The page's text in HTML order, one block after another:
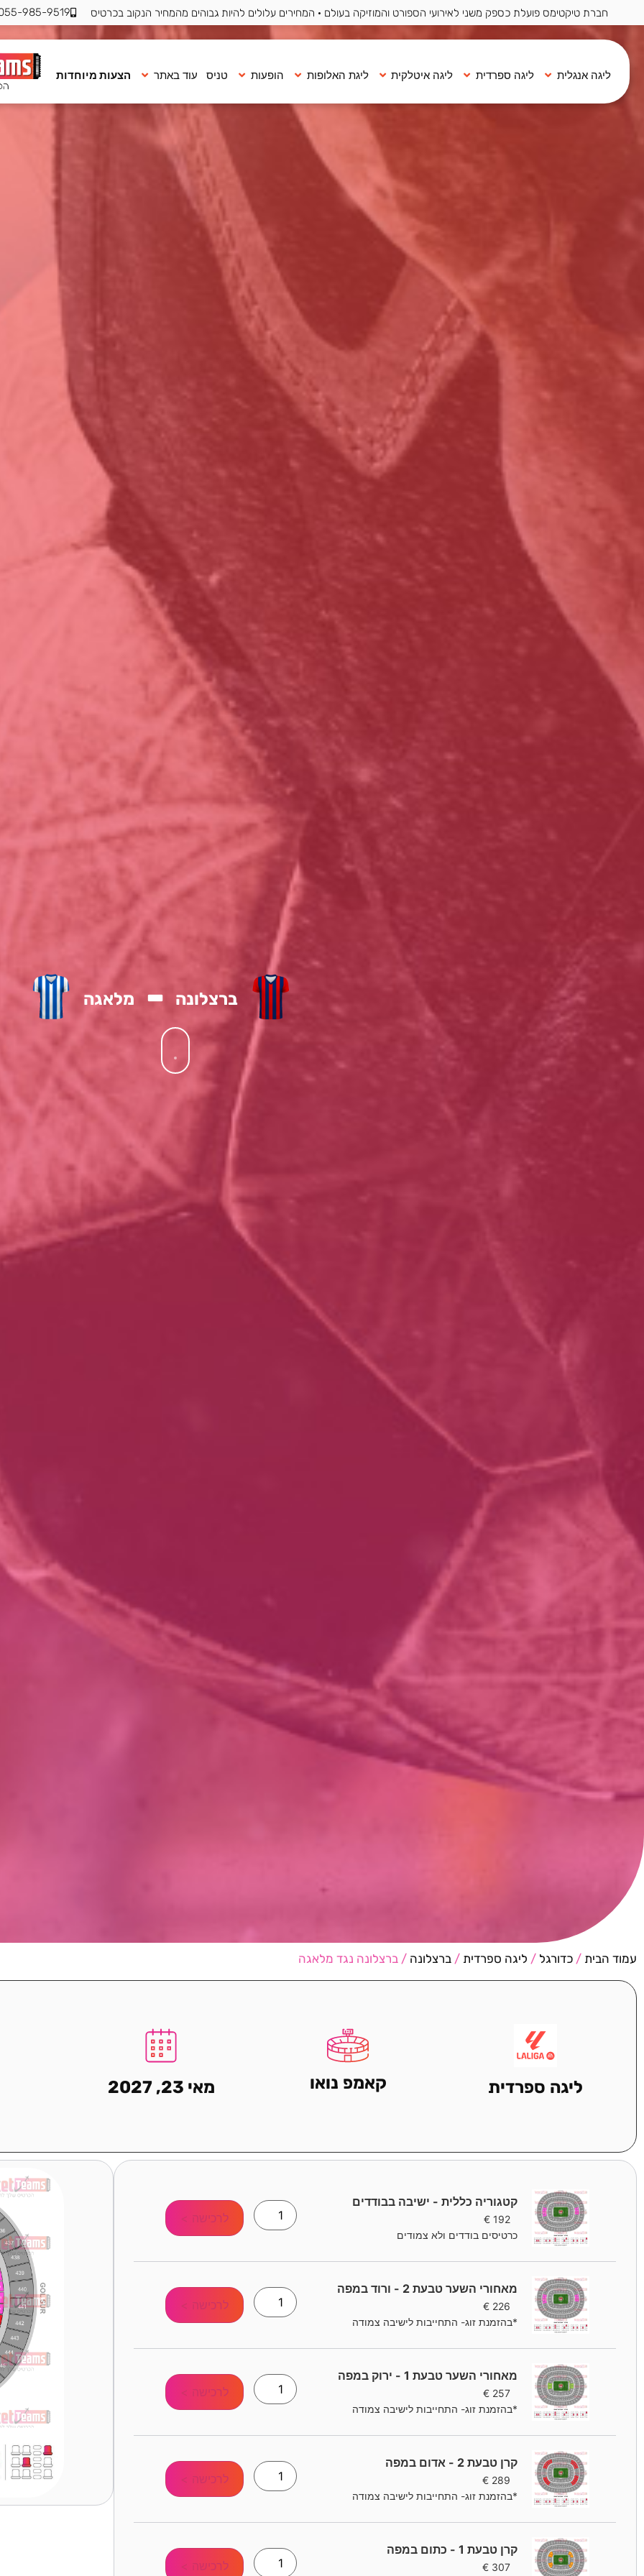
חברת טיקטימס פועלת כספק משני לאירועי הספורט והמוזיקה בעולם · המחירים עלולים להיות גבוהים מהמחיר הנקוב בכרטיס 985-9519
ליגה אנגלית ליגה ספרדית ליגה איטלקית ליגת האלופות הופעות טניס עוד באתר הצעות מיוחדות
ברצלונה - מלאגה
עמוד הבית / כדורגל / ליגה ספרדית / ברצלונה / ברצלונה נגד מלאגה
ליגה ספרדית קאמפ נואו מאי 23, 2027
קטגוריה כללית - ישיבה בבודדים
192
€
כרטיסים בודדים ולא צמודים
לרכישה >
מאחורי השער טבעת 2 - ורוד במפה
226
€
*בהזמנת זוג- התחייבות לישיבה צמודה
לרכישה >
מאחורי השער טבעת 1 - ירוק במפה
257
€
*בהזמנת זוג- התחייבות לישיבה צמודה
לרכישה >
קרן טבעת 2 - אדום במפה
289
€
*בהזמנת זוג- התחייבות לישיבה צמודה
לרכישה >
קרן טבעת 1 - כתום במפה
307
€ לרכישה >